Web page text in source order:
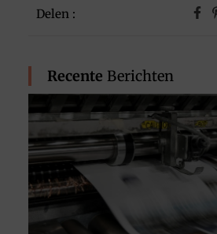
Delen :
Recente Berichten